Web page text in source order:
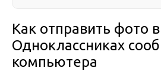
Как отправить фото в
Одноклассниках
компьютера